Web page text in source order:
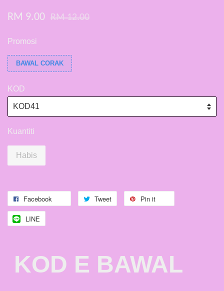
RM 9.00 RM 12.00
Promosi
BAWAL CORAK
KOD
Kuantiti
Habis
Facebook Tweet Pin it
LINE
KOD E BAWAL